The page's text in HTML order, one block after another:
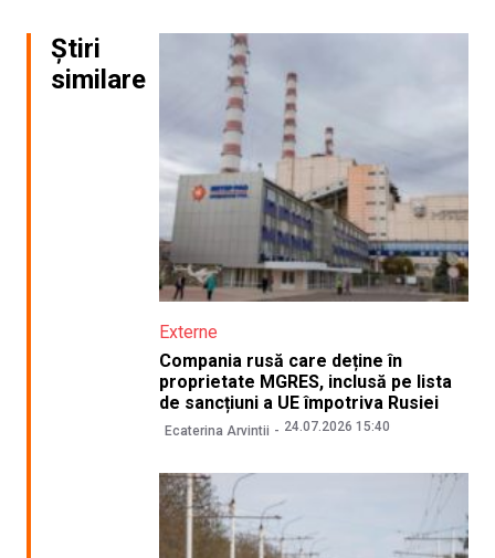
Știri
similare
Externe
Compania rusă care deține în
proprietate MGRES, inclusă pe lista
de sancțiuni a UE împotriva Rusiei
Ecaterina Arvintii 24.07.2026 15:40